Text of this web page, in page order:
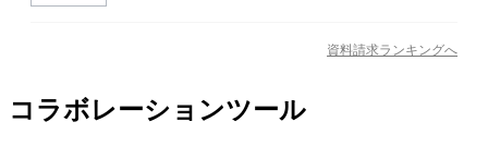
資料請求ランキングへ
コラボレーションツール